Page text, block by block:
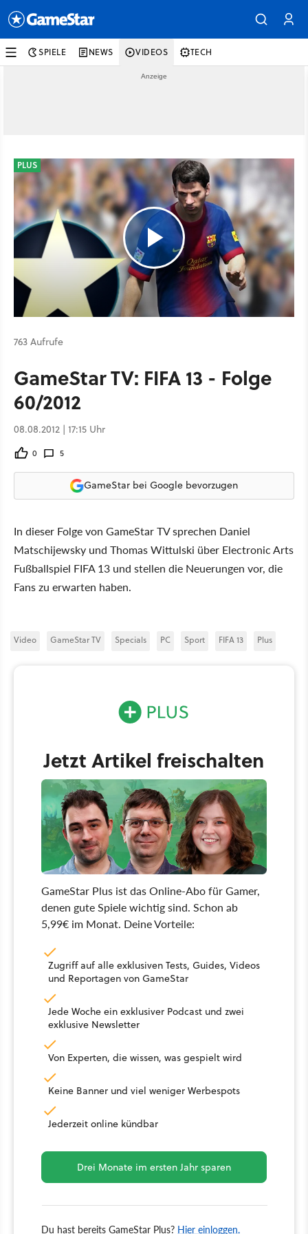
SPIELE NEWS VIDEOS TECH
PLUS
763 Aufrufe
GameStar TV: FIFA 13 - Folge
60/2012
08.08.2012 | 17:15 Uhr
0 5
GameStar bei Google bevorzugen
In dieser Folge von GameStar TV sprechen Daniel
Matschijewsky und Thomas Wittulski über Electronic Arts
Fußballspiel FIFA 13 und stellen die Neuerungen vor, die
Fans zu erwarten haben.
Video GameStar TV Specials PC Sport FIFA 13 Plus
Jetzt Artikel freischalten
GameStar Plus ist das Online-Abo für Gamer,
denen gute Spiele wichtig sind. Schon ab
5,99€ im Monat. Deine Vorteile:
Zugriff auf alle exklusiven Tests, Guides, Videos
und Reportagen von GameStar
Jede Woche ein exklusiver Podcast und zwei
exklusive Newsletter
Von Experten, die wissen, was gespielt wird
Keine Banner und viel weniger Werbespots
Jederzeit online kündbar
Drei Monate im ersten Jahr sparen
Du hast bereits GameStar Plus? Hier einloggen.